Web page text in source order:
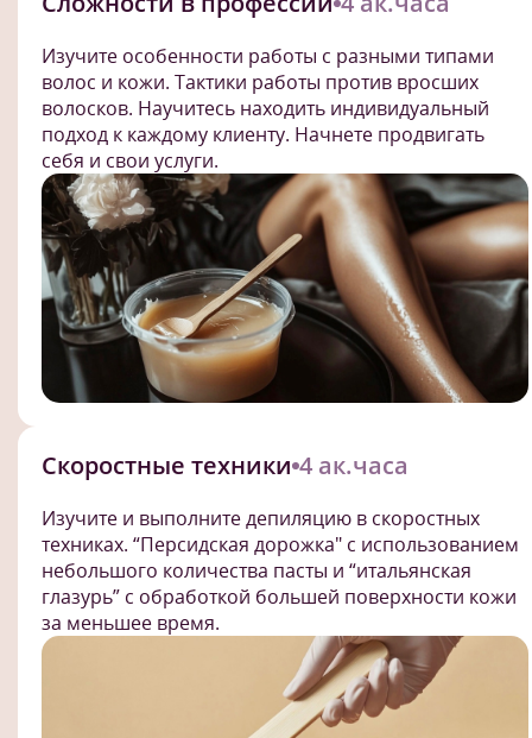
Изучите особенности работы с разными типами
волос и кожи. Тактики работы против вросших
волосков. Научитесь находить индивидуальный
подход к каждому клиенту. Начнете продвигать
себя и свои услуги.
Скоростные техники 4 ак.часа
Изучите и выполните депиляцию в скоростных
техниках. “Персидская дорожка" с использованием
небольшого количества пасты и “итальянская
глазурь” с обработкой большей поверхности кожи
за меньшее время.